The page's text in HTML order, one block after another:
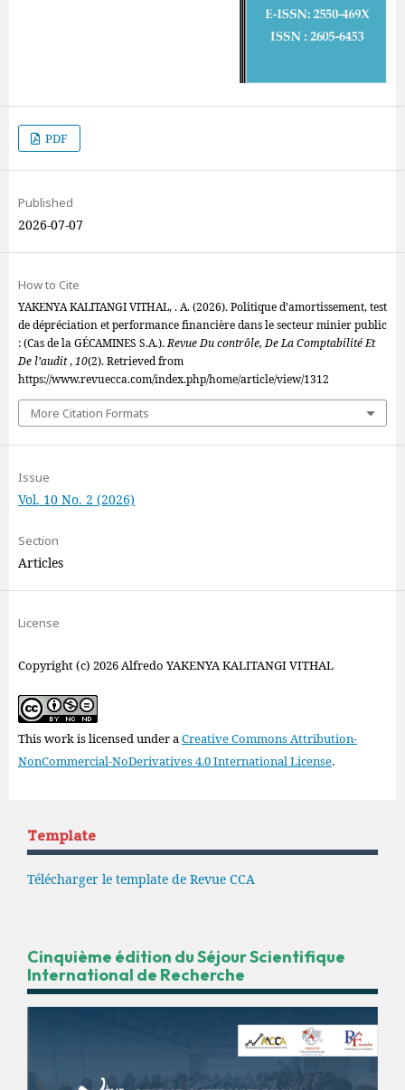
PDF
Published
2026-07-07
How to Cite
YAKENYA KALITANGI VITHAL, . A. (2026). Politique d’amortissement, test
de dépréciation et performance financière dans le secteur minier public
: (Cas de la GÉCAMINES S.A.).Revue Du contrôle, De La Comptabilité Et
De l’audit,10(2). Retrieved from
https://www.revuecca.com/index.php/home/article/view/1312
More Citation Formats
Issue
Vol. 10 No. 2 (2026)
Section
Articles
License
Copyright (c) 2026 Alfredo YAKENYA KALITANGI VITHAL
This work is licensed under aCreative Commons Attribution-
NonCommercial-NoDerivatives 4.0 International License.
Template
Télécharger le template de Revue CCA
Cinquième édition du Séjour Scientifique
International de Recherche